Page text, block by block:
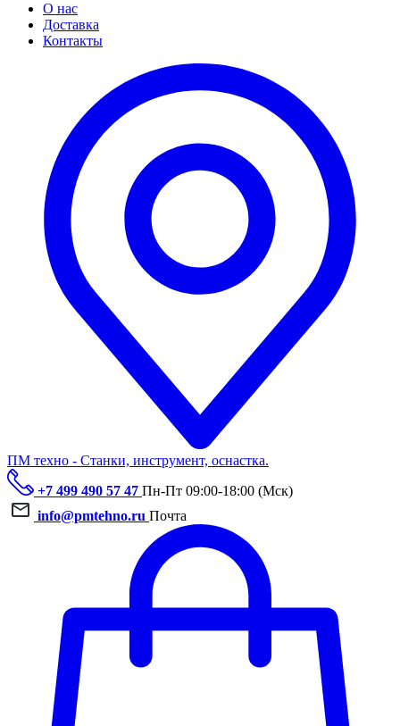
О нас
Доставка
Контакты
ПМ техно - Станки, инструмент, оснастка.
+7 499 490 57 47 Пн-Пт 09:00-18:00 (Мск)
info@pmtehno.ru Почта